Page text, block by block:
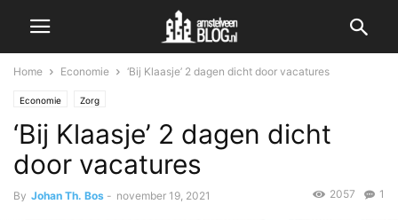
Home Economie ‘Bij Klaasje’ 2 dagen dicht door vacatures
Economie Zorg
‘Bij Klaasje’ 2 dagen dicht
door vacatures
By Johan Th. Bos - november 19, 2021 1
2057